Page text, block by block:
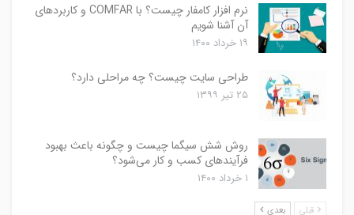
نرم افزار کامفار چیست؟ با COMFAR و کاربردهای
آن آشنا شویم
۱۹ خرداد ۱۴۰۰
طراحی سایت چیست؟ چه مراحلی دارد؟
۲۵ تیر ۱۳۹۹
روش شش سیگما چیست و چگونه باعث بهبود
فرآیندهای کسب و کار می‌شود؟
۱ خرداد ۱۴۰۰
قبلی بعدی